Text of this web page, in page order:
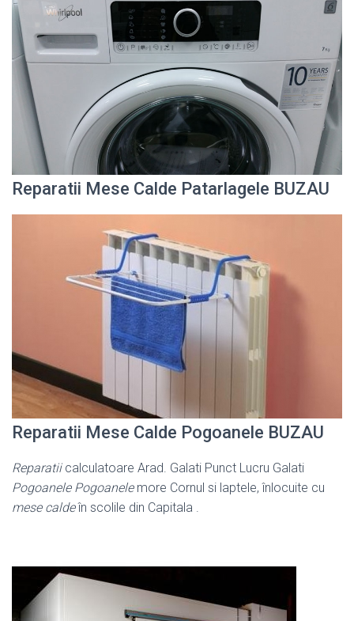
Reparatii Mese Calde Patarlagele BUZAU
Reparatii Mese Calde Pogoanele BUZAU
Reparatiicalculatoare Arad. Galati Punct Lucru Galati
Pogoanele Pogoanelemore Cornul si laptele, înlocuite cu
mese caldeîn scolile din Capitala .